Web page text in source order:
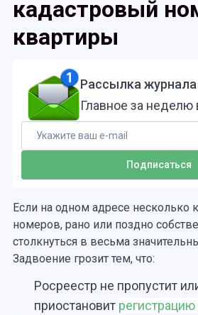
кадастровый
квартиры
Рассылка журнала
Главное за
Если на одном адресе несколько
номеров, рано или поздно
столкнуться в весьма
Задвоение грозит тем, что:
Росреестр не пропустит
приостановит